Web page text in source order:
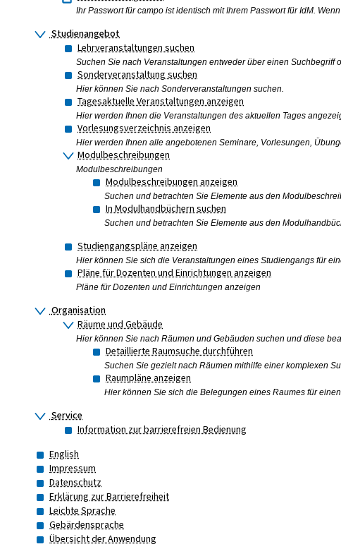
Ihr Passwort für campo ist identisch mit Ihrem Passwort für IdM.
Studienangebot
Lehrveranstaltungen suchen
Suchen Sie nach Veranstaltungen entweder über einen Suchbegriff
Sonderveranstaltung suchen
Hier können Sie nach Sonderveranstaltungen suchen.
Tagesaktuelle Veranstaltungen anzeigen
Hier werden Ihnen die Veranstaltungen des aktuellen Tages
Vorlesungsverzeichnis anzeigen
Hier werden Ihnen alle angebotenen Seminare, Vorlesungen,
Modulbeschreibungen
Modulbeschreibungen
Modulbeschreibungen anzeigen
Suchen und betrachten Sie Elemente aus den
In Modulhandbüchern suchen
Suchen und betrachten Sie Elemente aus den
Studiengangspläne anzeigen
Hier können Sie sich die Veranstaltungen eines Studiengangs für
Pläne für Dozenten und Einrichtungen anzeigen
Pläne für Dozenten und Einrichtungen anzeigen
Organisation
Räume und Gebäude
Hier können Sie nach Räumen und Gebäuden suchen und diese
Detaillierte Raumsuche durchführen
Suchen Sie gezielt nach Räumen mithilfe einer komplexen
Raumpläne anzeigen
Hier können Sie sich die Belegungen eines Raumes für
Service
Information zur barrierefreien Bedienung
English
Impressum
Datenschutz
Erklärung zur Barrierefreiheit
Leichte Sprache
Gebärdensprache
Übersicht der Anwendung